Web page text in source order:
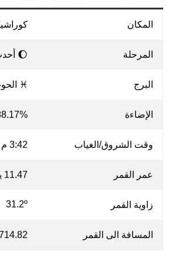
المكان
المرحلة 🌔
البرج ♓
الإضاءة 88.17%
وقت الشروق/الغياب 3:42 م / 1:56 ص
عمر القمر 11.47 يوم
زاوية القمر 31.2º
المسافة الى القمر